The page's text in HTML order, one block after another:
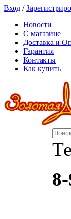
Вход /
Новости
О магазине
Доставка и
Гарантия
Контакты
Как купить